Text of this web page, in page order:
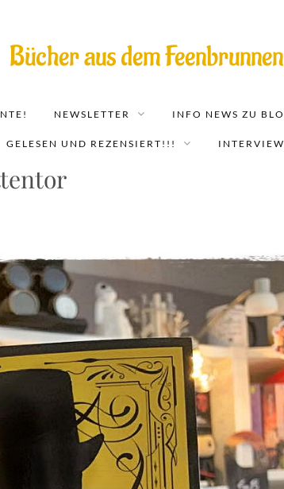
Bücher aus dem Feenbrunnen
NEWSLETTER INFO NEWS ZU
GELESEN UND REZENSIERT!!!